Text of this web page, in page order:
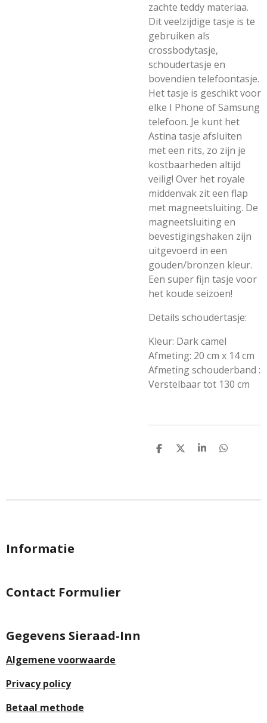
zachte teddy materiaa.
Dit veelzijdige tasje is te
gebruiken als
crossbodytasje,
schoudertasje en
bovendien telefoontasje.
Het tasje is geschikt voor
elke I Phone of Samsung
telefoon. Je kunt het
Astina tasje afsluiten
met een rits, zo zijn je
kostbaarheden altijd
veilig! Over het royale
middenvak zit een flap
met magneetsluiting. De
magneetsluiting en
bevestigingshaken zijn
uitgevoerd in een
gouden/bronzen kleur.
Een super fijn tasje voor
het koude seizoen!
Details schoudertasje:
Kleur: Dark camel
Afmeting: 20 cm x 14 cm
Afmeting schouderband :
Verstelbaar tot 130 cm
D
D
S
D
Informatie
Contact Formulier
Gegevens Sieraad-Inn
Algemene voorwaarde
Privacy policy
Betaal methode